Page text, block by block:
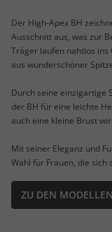
Der High-Apex BH
Ausschnitt aus, was zur
Träger laufen nahtlos ins
aus wunderschöner
Durch seine einzigartige
der BH für eine leichte
auch eine kleine Brust
Mit seiner Eleganz und
Wahl für Frauen, die sich
ZU DEN MODELLEN